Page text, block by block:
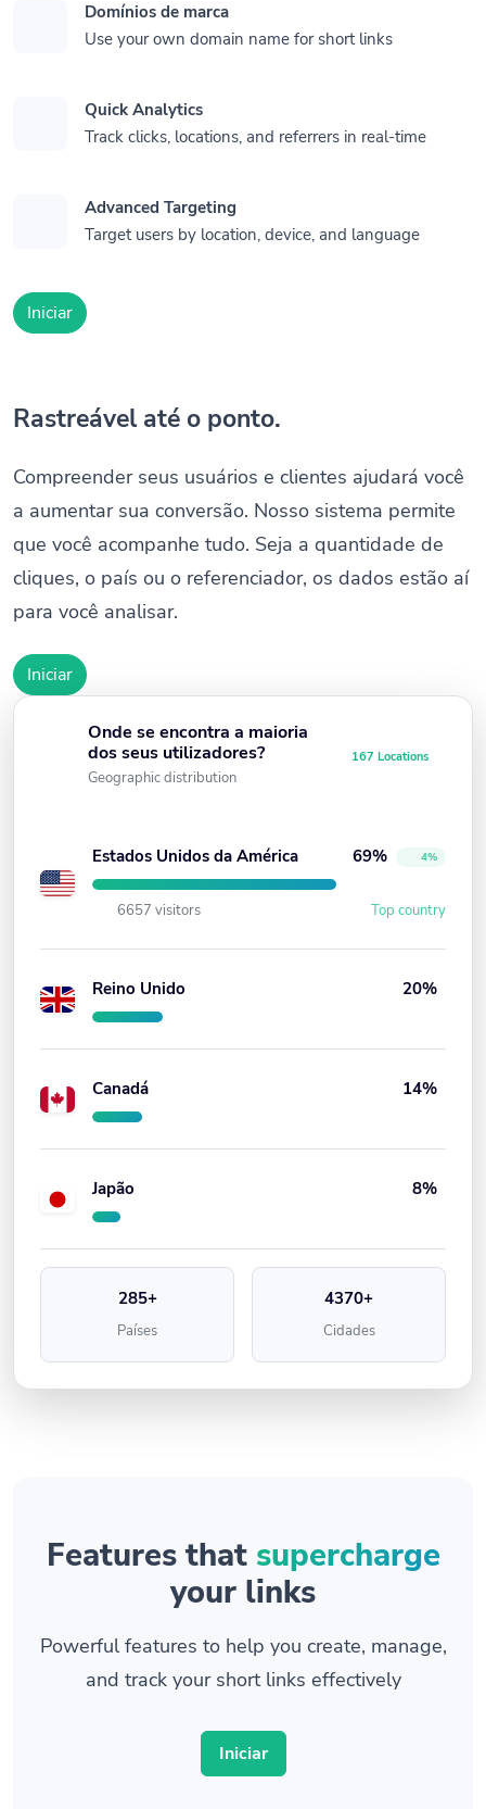
Domínios de marca
Use your own domain name for short links
Quick Analytics
Track clicks, locations, and referrers in real-time
Advanced Targeting
Target users by location, device, and language
Iniciar
Rastreável até o ponto.
Compreender seus usuários e clientes ajudará você
a aumentar sua conversão. Nosso sistema permite
que você acompanhe tudo. Seja a quantidade de
cliques, o país ou o referenciador, os dados estão aí
para você analisar.
Iniciar
Onde se encontra a maioria
dos seus utilizadores?
Geographic distribution
167 Locations
Estados Unidos da América 69% 4%
6657 visitors Top country
Reino Unido 20%
Canadá 14%
Japão 8%
285+
Países
4370+
Cidades
Features that supercharge
your links
Powerful features to help you create, manage,
and track your short links effectively
Iniciar